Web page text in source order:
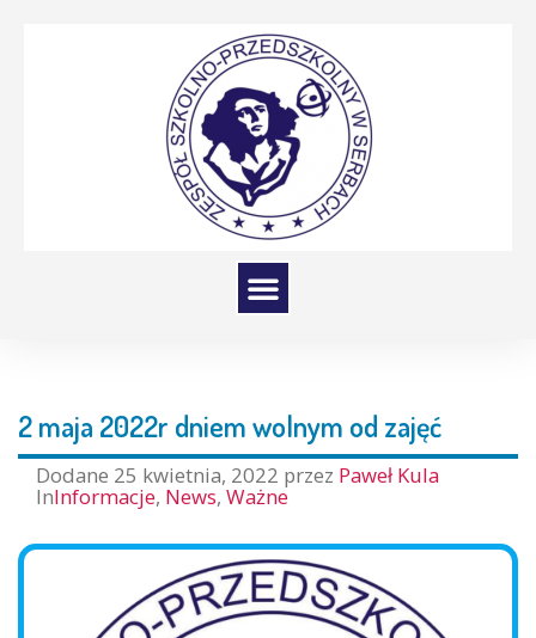
2 maja 2022r dniem wolnym od zajęć
Dodane 25 kwietnia, 2022 przez Paweł Kula
InInformacje, News, Ważne